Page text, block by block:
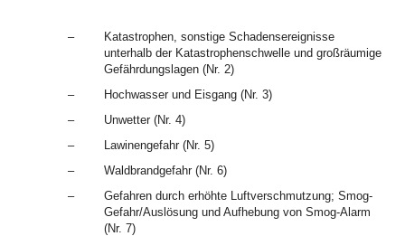
–
Katastrophen, sonstige Schadensereignisse
unterhalb der Katastrophenschwelle und großräumige
Gefährdungslagen (Nr. 2)
–
Hochwasser und Eisgang (Nr. 3)
–
Unwetter (Nr. 4)
–
Lawinengefahr (Nr. 5)
–
Waldbrandgefahr (Nr. 6)
–
Gefahren durch erhöhte Luftverschmutzung; Smog-
Gefahr/Auslösung und Aufhebung von Smog-Alarm
(Nr. 7)